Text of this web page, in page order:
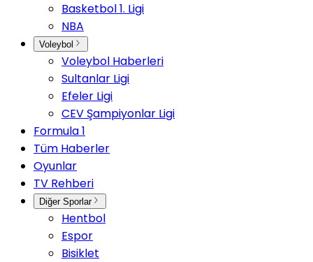
Basketbol 1. Ligi
NBA
Voleybol
Voleybol Haberleri
Sultanlar Ligi
Efeler Ligi
CEV Şampiyonlar Ligi
Formula 1
Tüm Haberler
Oyunlar
TV Rehberi
Diğer Sporlar
Hentbol
Espor
Bisiklet